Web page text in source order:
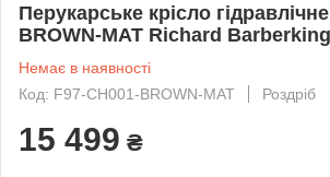
Перукарське крісло
BROWN-MAT Richard Barberking
Немає в наявності
Код: F97-CH001-BROWN-MAT
Роздріб
15 499 ₴